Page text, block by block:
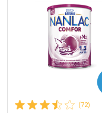
(72)
COMPRAR